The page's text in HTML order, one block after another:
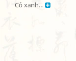
Cỏ xanh…